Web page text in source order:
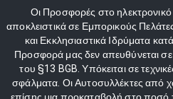
Οι Προσφορές στο
αποκλειστικά σε Εμπορικούς
και Εκκλησιαστικά Ιδρύματα
Προσφορά μας δεν απευθύνεται σε
του §13 BGB. Υπόκειται σε
σφάλματα. Οι Αυτοσυλλέκτες από